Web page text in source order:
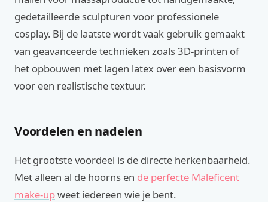
gedetailleerde sculpturen voor professionele
cosplay. Bij de laatste wordt vaak gebruik gemaakt
van geavanceerde technieken zoals 3D-printen of
het opbouwen met lagen latex over een basisvorm
voor een realistische textuur.
Voordelen en nadelen
Het grootste voordeel is de directe herkenbaarheid.
Met alleen al de hoorns en de perfecte Maleficent
make-upweet iedereen wie je bent.